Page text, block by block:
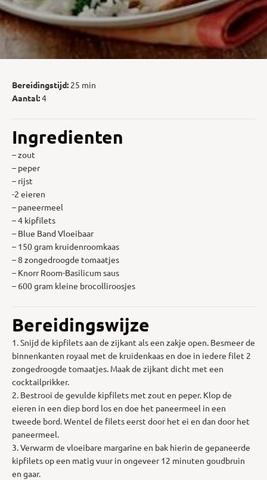
Bereidingstijd: 25 min
Aantal:4
Ingredienten
– zout
– peper
– rijst
-2 eieren
– paneermeel
– 4 kipfilets
– Blue Band Vloeibaar
– 150 gram kruidenroomkaas
– 8 zongedroogde tomaatjes
– Knorr Room-Basilicum saus
– 600 gram kleine brocolliroosjes
Bereidingswijze
1. Snijd de kipfilets aan de zijkant als een zakje open. Besmeer de
binnenkanten royaal met de kruidenkaas en doe in iedere filet 2
zongedroogde tomaatjes. Maak de zijkant dicht met een
cocktailprikker.
2. Bestrooi de gevulde kipfilets met zout en peper. Klop de
eieren in een diep bord los en doe het paneermeel in een
tweede bord. Wentel de filets eerst door het ei en dan door het
paneermeel.
3. Verwarm de vloeibare margarine en bak hierin de gepaneerde
kipfilets op een matig vuur in ongeveer 12 minuten goudbruin
en gaar.